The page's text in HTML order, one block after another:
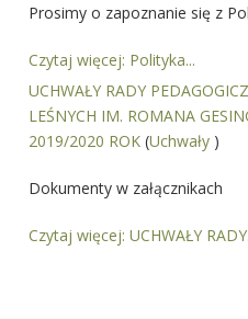
Prosimy o zapoznanie się z
Czytaj więcej: Polityka...
UCHWAŁY RADY
LEŚNYCH IM. ROMANA
2019/2020 ROK(Uchwały )
Dokumenty w załącznikach
Czytaj więcej: UCHWAŁY